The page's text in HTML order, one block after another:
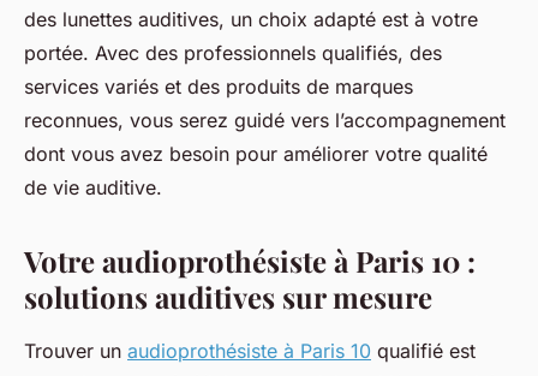
fabienne•9 avril 2025•6 min de lecture
des lunettes auditives, un choix adapté est à votre
portée. Avec des professionnels qualifiés, des
services variés et des produits de marques
reconnues, vous serez guidé vers l’accompagnement
dont vous avez besoin pour améliorer votre qualité
de vie auditive.
Votre audioprothésiste à Paris 10 :
solutions auditives sur mesure
Trouver un audioprothésiste à Paris 10 qualifié est